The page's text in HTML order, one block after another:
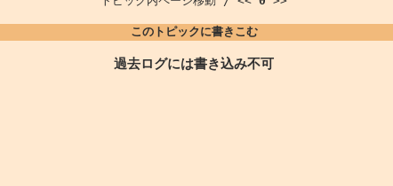
このトピックに書きこむ
過去ログには書き込み不可